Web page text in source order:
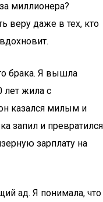
миллионера?
веру даже в тех, кто
брака. Я вышла
лет жила с
казался милым и
запил и превратился
зарплату на
ад. Я понимала, что